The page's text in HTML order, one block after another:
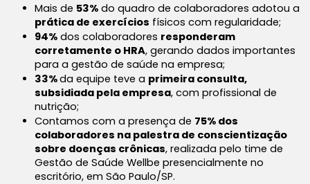
Mais de 53%
prática de exercícios físicos com regularidade;
94% dos colaboradores responderam
corretamente o HRA, gerando dados importantes
para a gestão de saúde na empresa;
33% da equipe teve a primeira consulta,
subsidiada pela empresa, com profissional de
nutrição;
Contamos com a presença de 75% dos
colaboradores na palestra de conscientização
sobre doenças crônicas, realizada pelo time de
Gestão de Saúde Wellbe presencialmente no
escritório, em São Paulo/SP.